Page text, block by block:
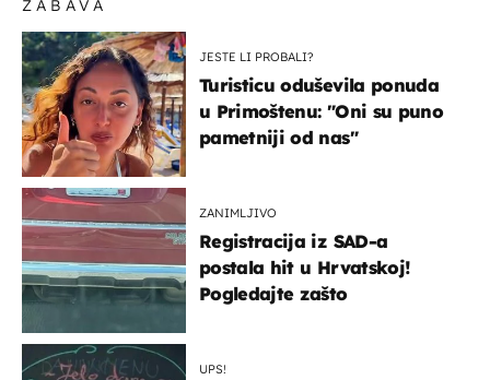
ZABAVA
JESTE LI PROBALI?
Turisticu oduševila ponuda
u Primoštenu: "Oni su puno
pametniji od nas"
ZANIMLJIVO
Registracija iz SAD-a
postala hit u Hrvatskoj!
Pogledajte zašto
UPS!